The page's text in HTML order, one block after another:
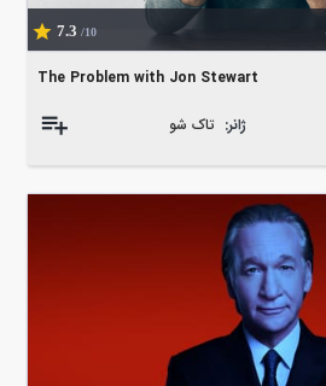
7.3 /10
The Problem with Jon Stewart
ژانر: تاک شو